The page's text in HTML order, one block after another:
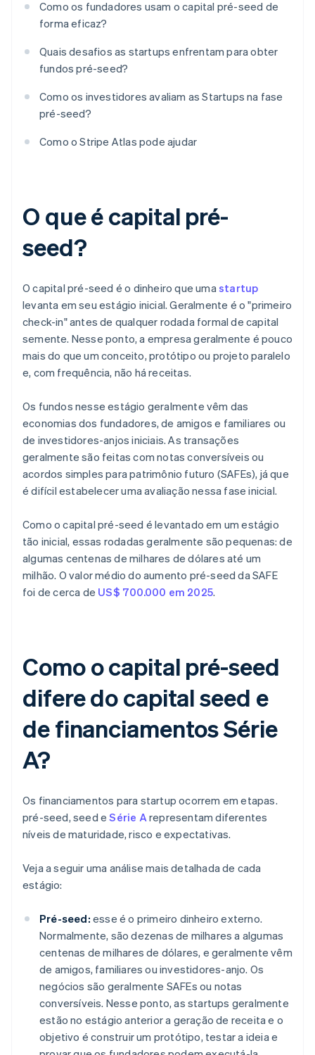
Como os fundadores usam o capital pré-seed de
forma eficaz?
Quais desafios as startups enfrentam para obter
fundos pré-seed?
Como os investidores avaliam as Startups na fase
pré-seed?
Como o Stripe Atlas pode ajudar
O que é capital pré-
seed?
O capital pré-seed é o dinheiro que umastartup
levanta em seu estágio inicial. Geralmente é o "primeiro
check-in" antes de qualquer rodada formal de capital
semente. Nesse ponto, a empresa geralmente é pouco
mais do que um conceito, protótipo ou projeto paralelo
e, com frequência, não há receitas.
Os fundos nesse estágio geralmente vêm das
economias dos fundadores, de amigos e familiares ou
de investidores-anjos iniciais. As transações
geralmente são feitas com notas conversíveis ou
acordos simples para patrimônio futuro (SAFEs), já que
é difícil estabelecer uma avaliação nessa fase inicial.
Como o capital pré-seed é levantado em um estágio
tão inicial, essas rodadas geralmente são pequenas: de
algumas centenas de milhares de dólares até um
milhão. O valor médio do aumento pré-seed da SAFE
foi de cerca de US$ 700.000 em 2025.
Como o capital pré-seed
difere do capital seed e
de financiamentos Série
A?
Os financiamentos para startup ocorrem em etapas.
pré-seed, seed eSérie Arepresentam diferentes
níveis de maturidade, risco e expectativas.
Veja a seguir uma análise mais detalhada de cada
estágio:
Pré-seed: esse é o primeiro dinheiro externo.
Normalmente, são dezenas de milhares a algumas
centenas de milhares de dólares, e geralmente vêm
de amigos, familiares ou investidores-anjo. Os
negócios são geralmente SAFEs ou notas
conversíveis. Nesse ponto, as startups geralmente
estão no estágio anterior a geração de receita e o
objetivo é construir um protótipo, testar a ideia e